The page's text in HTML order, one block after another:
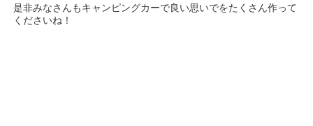
是非みなさんもキャンピングカーで良い思いでをたくさん作って
くださいね！